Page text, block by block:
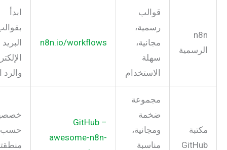
سهلة
الاستخدام
n8n.io/workflows
البريد
الإلكتروني
والرد الآلي
مجموعة
ومجانية،
مناسبة
GitHub –
awesome-n8n-
خصصها
منطقتك